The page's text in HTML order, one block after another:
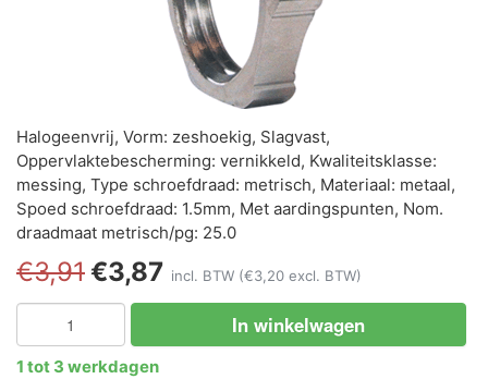
Halogeenvrij, Vorm: zeshoekig, Slagvast,
Oppervlaktebescherming: vernikkeld, Kwaliteitsklasse:
messing, Type schroefdraad: metrisch, Materiaal: metaal,
Spoed schroefdraad: 1.5mm, Met aardingspunten, Nom.
draadmaat metrisch/pg: 25.0
€3,91€3,87 incl. BTW (€3,20 excl. BTW)
In winkelwagen
1 tot 3 werkdagen